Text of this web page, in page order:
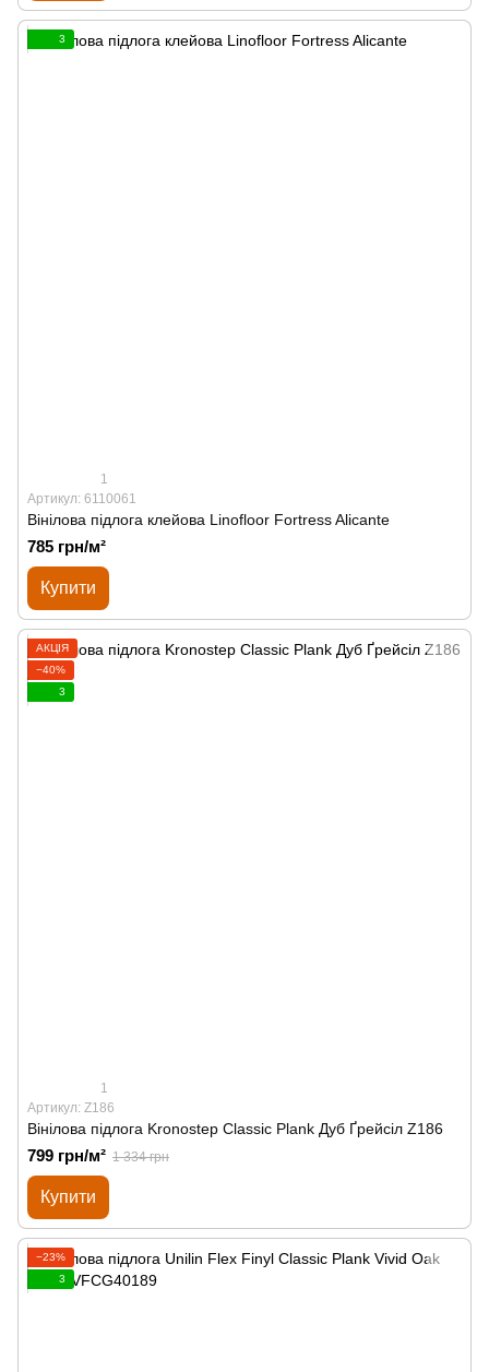
3
1
Артикул: 6110061
Вінілова підлога клейова Linofloor Fortress Alicante
785 грн/м²
Купити
АКЦІЯ
−40%
3
1
Артикул: Z186
Вінілова підлога Kronostep Classic Plank Дуб Ґрейсіл Z186
799 грн/м² 1 334 грн
Купити
−23%
3